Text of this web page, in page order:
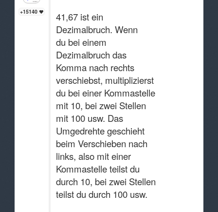
+15140
41,67 ist ein
Dezimalbruch. Wenn
du bei einem
Dezimalbruch das
Komma nach rechts
verschiebst, multiplizierst
du bei einer Kommastelle
mit 10, bei zwei Stellen
mit 100 usw. Das
Umgedrehte geschieht
beim Verschieben nach
links, also mit einer
Kommastelle teilst du
durch 10, bei zwei Stellen
teilst du durch 100 usw.